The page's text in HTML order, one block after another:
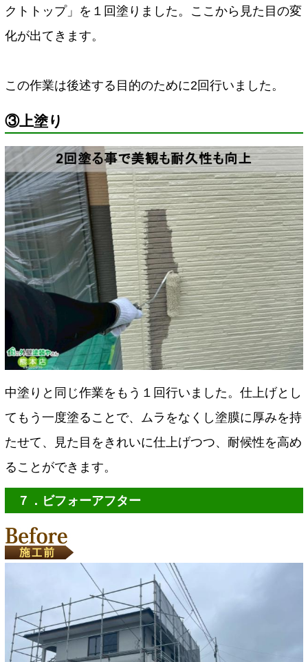
クトトップ」を１回塗りました。ここから見た目の変
化が出てきます。
この作業は後述する目的のために2回行いました。
③上塗り
中塗りと同じ作業をもう１回行いました。仕上げとし
てもう一度塗ることで、ムラをなくし塗膜に厚みを持
たせて、見た目をきれいに仕上げつつ、耐候性を高め
ることができます。
７．ビフォーアフター